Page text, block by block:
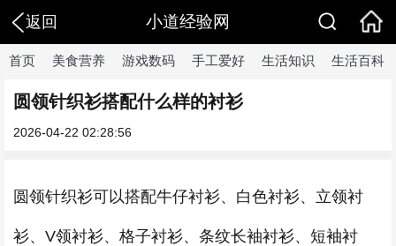
返回 小道经验网
首页 美食营养 游戏数码 手工爱好 生活知识 生活百科
圆领针织衫搭配什么样的衬衫
2026-04-22 02:28:56
圆领针织衫可以搭配牛仔衬衫、白色衬衫、立领衬
衫、V领衬衫、格子衬衫、条纹长袖衬衫、短袖衬